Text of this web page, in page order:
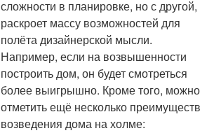
сложности в планировке, но с другой,
раскроет массу возможностей для
полёта дизайнерской мысли.
Например, если на возвышенности
построить дом, он будет смотреться
более выигрышно. Кроме того, можно
отметить ещё несколько преимуществ
возведения дома на холме: